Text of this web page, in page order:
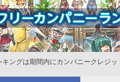
ングは期間内にカンパニークレジッ